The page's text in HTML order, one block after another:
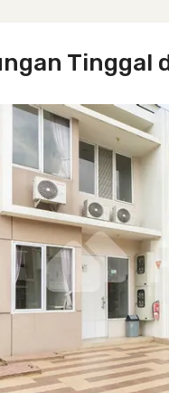
Tinggal